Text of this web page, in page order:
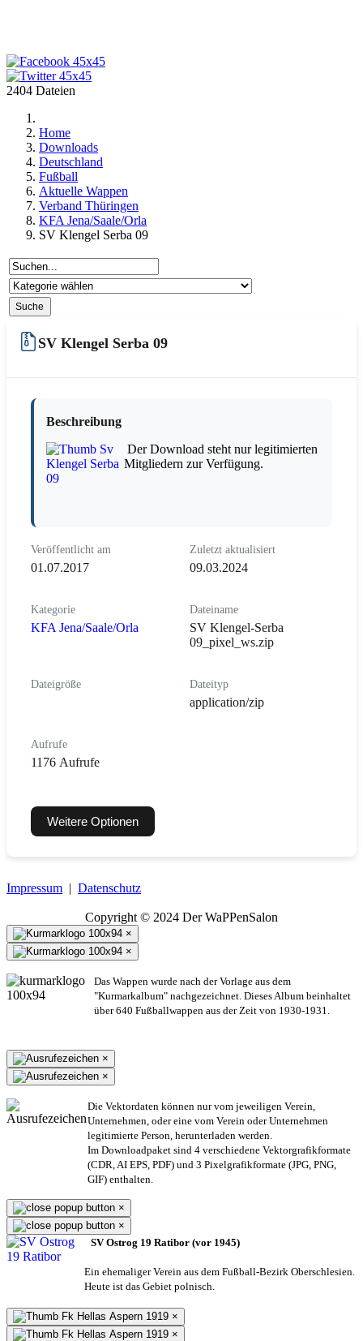
2404 Dateien
Home
Downloads
Deutschland
Fußball
Aktuelle Wappen
Verband Thüringen
KFA Jena/Saale/Orla
SV Klengel Serba 09
SV Klengel Serba 09
Beschreibung
Der Download steht nur legitimierten
Mitgliedern zur Verfügung.
Veröffentlicht am
01.07.2017
Zuletzt aktualisiert
09.03.2024
Kategorie
KFA Jena/Saale/Orla
Dateiname
SV Klengel-Serba
09_pixel_ws.zip
Dateigröße Dateityp
application/zip
Aufrufe
1176 Aufrufe
Weitere Optionen
Impressum | Datenschutz
Copyright © 2024 Der WaPPenSalon
×
×
Das Wappen wurde nach der Vorlage aus dem
"Kurmarkalbum" nachgezeichnet. Dieses Album beinhaltet
über 640 Fußballwappen aus der Zeit von 1930-1931.
×
×
Die Vektordaten können nur vom jeweiligen Verein,
Unternehmen, oder eine vom Verein oder Unternehmen
legitimierte Person, herunterladen werden.
Im Downloadpaket sind 4 verschiedene Vektorgrafikformate
(CDR, AI EPS, PDF) und 3 Pixelgrafikformate (JPG, PNG,
GIF) enthalten.
×
×
SV Ostrog 19 Ratibor (vor 1945)
Ein ehemaliger Verein aus dem Fußball-Bezirk Oberschlesien.
Heute ist das Gebiet polnisch.
×
×